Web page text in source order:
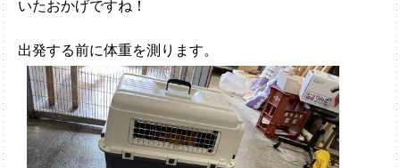
いたおかげですね！
出発する前に体重を測ります。